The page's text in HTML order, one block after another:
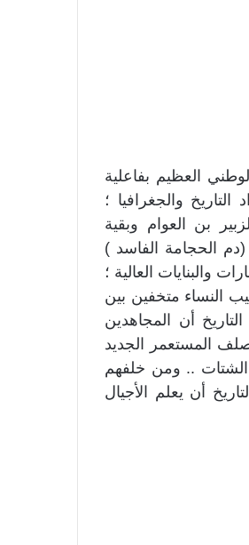
العظيم بفاعلية
والجغرافيا ؛
بن العوام وبقية
الحجامة الفاسد )
العالية ؛
النساء متخفين بين
أن المجاهدين
المستعمر الجديد
.. ومن خلفهم
أن يعلم الأجيال